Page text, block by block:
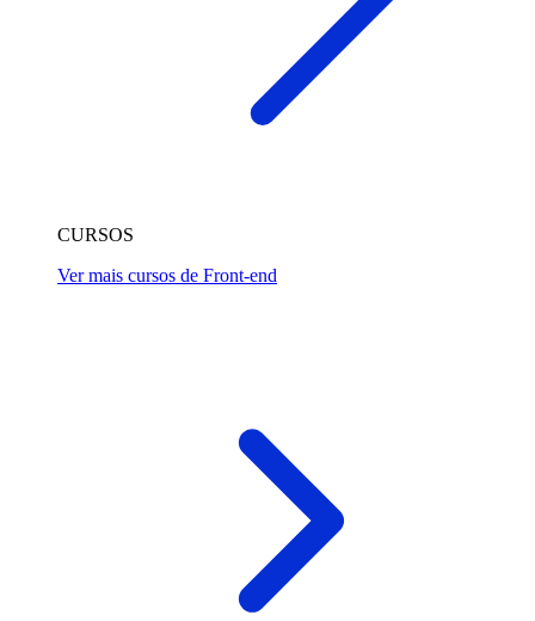
CURSOS
Ver mais cursos de Front-end